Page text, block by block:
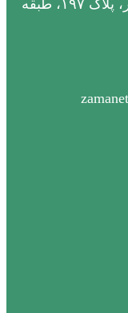
آدرس: ایرانشهر، بعد از آذر شهر، پلاک ۱۹۷، طبقه